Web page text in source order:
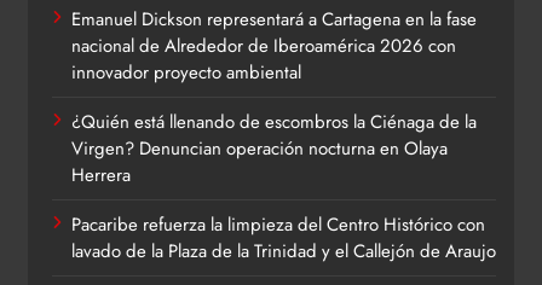
Emanuel Dickson representará a Cartagena en la fase
nacional de Alrededor de Iberoamérica 2026 con
innovador proyecto ambiental
¿Quién está llenando de escombros la Ciénaga de la
Virgen? Denuncian operación nocturna en Olaya
Herrera
Pacaribe refuerza la limpieza del Centro Histórico con
lavado de la Plaza de la Trinidad y el Callejón de Araujo